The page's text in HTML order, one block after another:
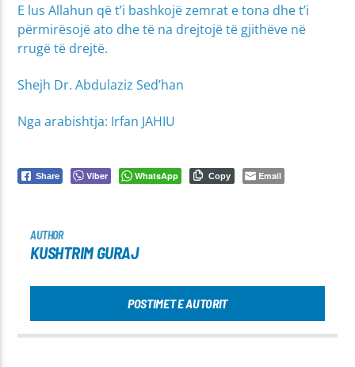
E lus Allahun që t’i bashkojë zemrat e tona dhe t’i
përmirësojë ato dhe të na drejtojë të gjithëve në
rrugë të drejtë.
Shejh Dr. Abdulaziz Sed’han
Nga arabishtja: Irfan JAHIU
Share Viber WhatsApp Copy Email
AUTHOR
KUSHTRIM GURAJ
POSTIMET E AUTORIT